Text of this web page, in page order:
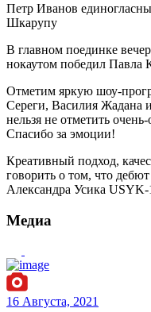
Петр Иванов
Шкарупу
В главном поединке
нокаутом победил Павла
Отметим яркую шоу-
Сереги, Василия Жадана
нельзя не отметить
Спасибо за эмоции!
Креативный подход,
говорить о том, что
Александра Усика
Медиа
16 Августа, 2021